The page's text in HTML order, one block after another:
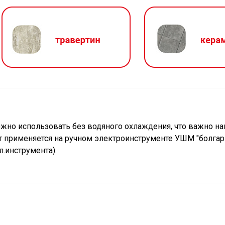
использовать без водяного охлаждения, что важно
применяется на ручном электроинструменте УШМ